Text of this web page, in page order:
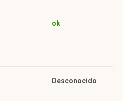
ok
Desconocido